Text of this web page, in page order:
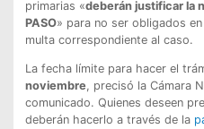
primarias «deberán justificar la
PASO» para no ser obligados
multa correspondiente al caso.
La fecha límite para hacer el
noviembre, precisó la Cámara
comunicado. Quienes deseen
deberán hacerlo a través de la